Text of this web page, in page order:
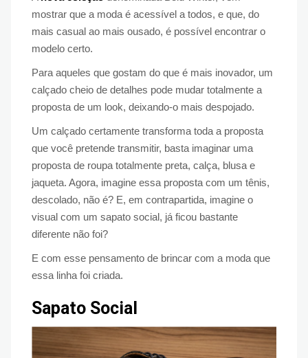
mostrar que a moda é acessível a todos, e que, do
mais casual ao mais ousado, é possível encontrar o
modelo certo.
Para aqueles que gostam do que é mais inovador, um
calçado cheio de detalhes pode mudar totalmente a
proposta de um look, deixando-o mais despojado.
Um calçado certamente transforma toda a proposta
que você pretende transmitir, basta imaginar uma
proposta de roupa totalmente preta, calça, blusa e
jaqueta. Agora, imagine essa proposta com um tênis,
descolado, não é? E, em contrapartida, imagine o
visual com um sapato social, já ficou bastante
diferente não foi?
E com esse pensamento de brincar com a moda que
essa linha foi criada.
Sapato Social